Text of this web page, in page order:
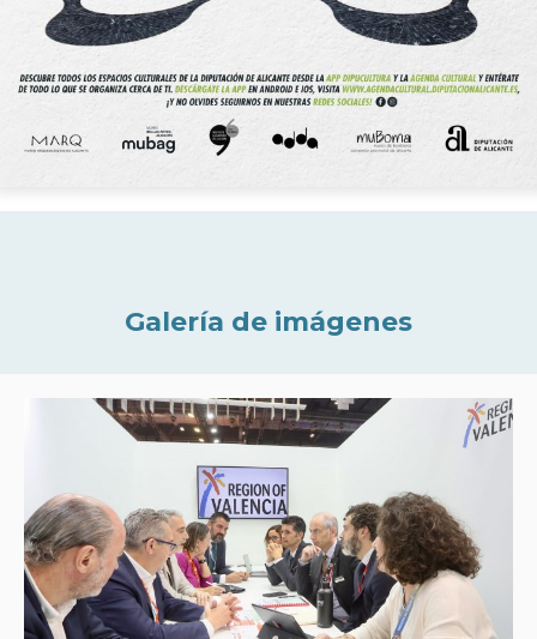
Galería de imágenes